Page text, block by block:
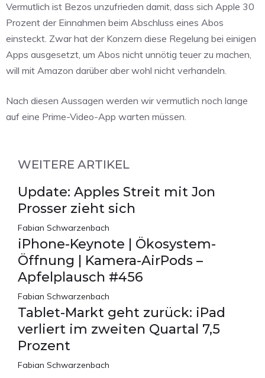
Vermutlich ist Bezos unzufrieden damit, dass sich Apple 30
Prozent der Einnahmen beim Abschluss eines Abos
einsteckt. Zwar hat der Konzern diese Regelung bei einigen
Apps ausgesetzt, um Abos nicht unnötig teuer zu machen,
will mit Amazon darüber aber wohl nicht verhandeln.
Nach diesen Aussagen werden wir vermutlich noch lange
auf eine Prime-Video-App warten müssen.
WEITERE ARTIKEL
Update: Apples Streit mit Jon
Prosser zieht sich
Fabian Schwarzenbach
iPhone-Keynote | Ökosystem-
Öffnung | Kamera-AirPods –
Apfelplausch #456
Fabian Schwarzenbach
Tablet-Markt geht zurück: iPad
verliert im zweiten Quartal 7,5
Prozent
Fabian Schwarzenbach